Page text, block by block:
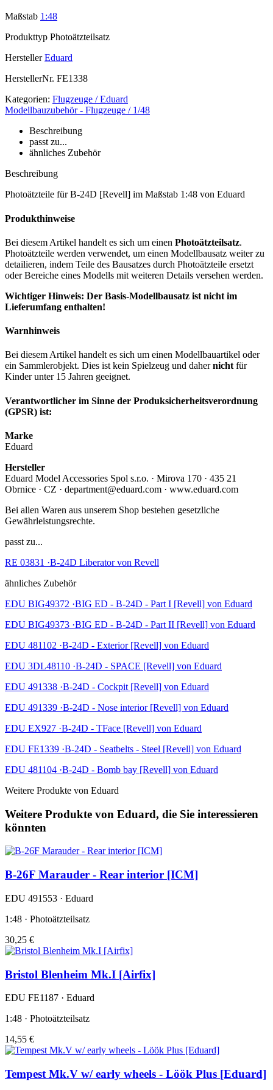
Maßstab 1:48
Produkttyp Photoätzteilsatz
Hersteller Eduard
HerstellerNr. FE1338
Kategorien: Flugzeuge / Eduard
Modellbauzubehör - Flugzeuge / 1/48
Beschreibung
passt zu...
ähnliches Zubehör
Beschreibung
Photoätzteile für B-24D [Revell] im Maßstab 1:48 von Eduard
Produkthinweise
Bei diesem Artikel handelt es sich um einen Photoätzteilsatz.
Photoätzteile werden verwendet, um einen Modellbausatz weiter zu
detailieren, indem Teile des Bausatzes durch Photoätzteile ersetzt
oder Bereiche eines Modells mit weiteren Details versehen werden.
Wichtiger Hinweis: Der Basis-Modellbausatz ist nicht im
Lieferumfang enthalten!
Warnhinweis
Bei diesem Artikel handelt es sich um einen Modellbauartikel oder
ein Sammlerobjekt. Dies ist kein Spielzeug und dahernicht für
Kinder unter 15 Jahren geeignet.
Verantwortlicher im Sinne der Produksicherheitsverordnung
(GPSR) ist:
Marke
Eduard
Hersteller
Eduard Model Accessories Spol s.r.o. · Mirova 170 · 435 21
Obrnice · CZ · department@eduard.com · www.eduard.com
Bei allen Waren aus unserem Shop bestehen gesetzliche
Gewährleistungsrechte.
passt zu...
RE 03831 ·B-24D Liberator von Revell
ähnliches Zubehör
EDU BIG49372 ·BIG ED - B-24D - Part I [Revell] von Eduard
EDU BIG49373 ·BIG ED - B-24D - Part II [Revell] von Eduard
EDU 481102 ·B-24D - Exterior [Revell] von Eduard
EDU 3DL48110 ·B-24D - SPACE [Revell] von Eduard
EDU 491338 ·B-24D - Cockpit [Revell] von Eduard
EDU 491339 ·B-24D - Nose interior [Revell] von Eduard
EDU EX927 ·B-24D - TFace [Revell] von Eduard
EDU FE1339 ·B-24D - Seatbelts - Steel [Revell] von Eduard
EDU 481104 ·B-24D - Bomb bay [Revell] von Eduard
Weitere Produkte von Eduard
Weitere Produkte von Eduard, die Sie interessieren
könnten
B-26F Marauder - Rear interior [ICM]
EDU 491553 · Eduard
1:48 · Photoätzteilsatz
30,25 €
Bristol Blenheim Mk.I [Airfix]
EDU FE1187 · Eduard
1:48 · Photoätzteilsatz
14,55 €
Tempest Mk.V w/ early wheels - Löök Plus [Eduard]